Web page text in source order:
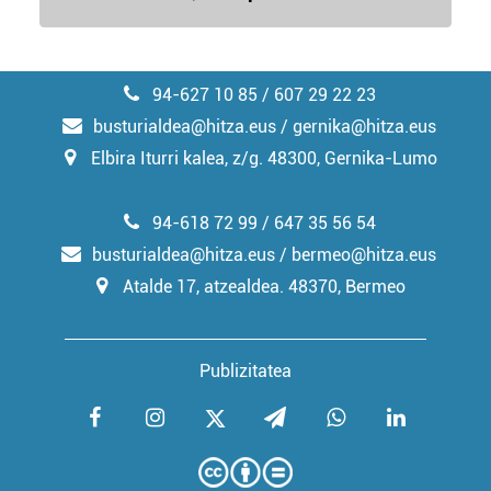
94-627 10 85 / 607 29 22 23
busturialdea@hitza.eus / gernika@hitza.eus
Elbira Iturri kalea, z/g. 48300, Gernika-Lumo
Publizitatea
94-618 72 99 / 647 35 56 54
busturialdea@hitza.eus / bermeo@hitza.eus
Atalde 17, atzealdea. 48370, Bermeo